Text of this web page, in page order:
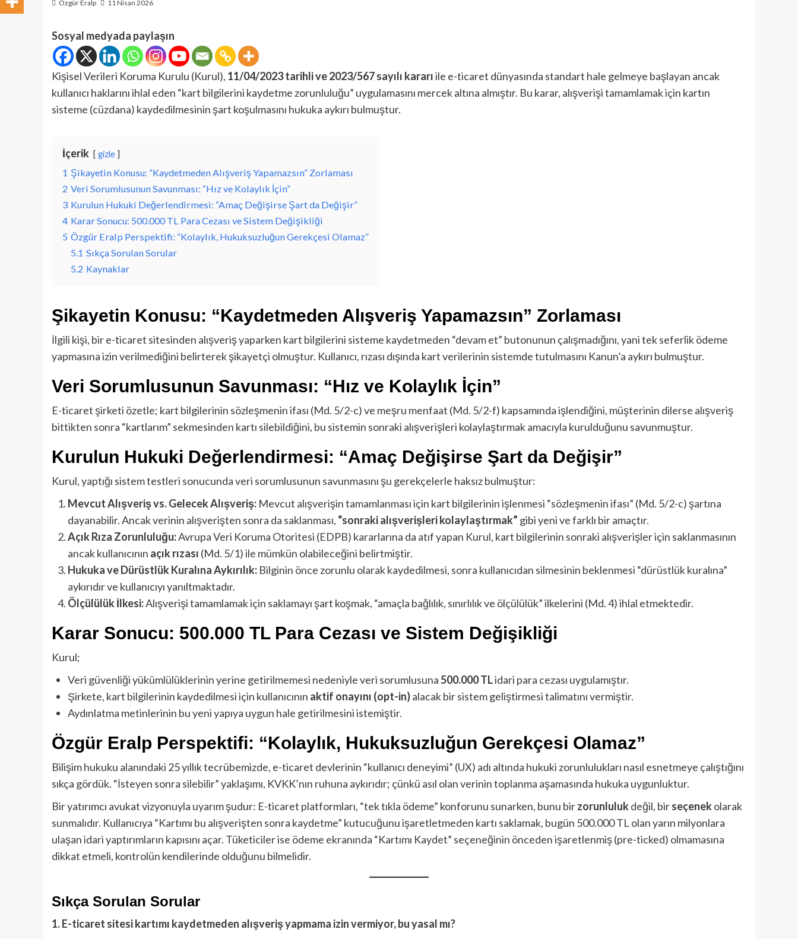
Özgür Eralp 11 Nisan 2026
Sosyal medyada paylaşın
Kişisel Verileri Koruma Kurulu (Kurul), 11/04/2023 tarihli ve 2023/567 sayılı kararıile e-ticaret dünyasında standart hale gelmeye başlayan ancak
kullanıcı haklarını ihlal eden “kart bilgilerini kaydetme zorunluluğu” uygulamasını mercek altına almıştır. Bu karar, alışverişi tamamlamak için kartın
sisteme (cüzdana) kaydedilmesinin şart koşulmasını hukuka aykırı bulmuştur.
İçerik gizle
1 Şikayetin Konusu: “Kaydetmeden Alışveriş Yapamazsın” Zorlaması
2 Veri Sorumlusunun Savunması: “Hız ve Kolaylık İçin”
3 Kurulun Hukuki Değerlendirmesi: “Amaç Değişirse Şart da Değişir”
4 Karar Sonucu: 500.000 TL Para Cezası ve Sistem Değişikliği
5 Özgür Eralp Perspektifi: “Kolaylık, Hukuksuzluğun Gerekçesi Olamaz”
5.1 Sıkça Sorulan Sorular
5.2 Kaynaklar
Şikayetin Konusu: “Kaydetmeden Alışveriş Yapamazsın” Zorlaması
İlgili kişi, bir e-ticaret sitesinden alışveriş yaparken kart bilgilerini sisteme kaydetmeden “devam et” butonunun çalışmadığını, yani tek seferlik ödeme
yapmasına izin verilmediğini belirterek şikayetçi olmuştur. Kullanıcı, rızası dışında kart verilerinin sistemde tutulmasını Kanun’a aykırı bulmuştur.
Veri Sorumlusunun Savunması: “Hız ve Kolaylık İçin”
E-ticaret şirketi özetle; kart bilgilerinin sözleşmenin ifası (Md. 5/2-c) ve meşru menfaat (Md. 5/2-f) kapsamında işlendiğini, müşterinin dilerse alışveriş
bittikten sonra “kartlarım” sekmesinden kartı silebildiğini, bu sistemin sonraki alışverişleri kolaylaştırmak amacıyla kurulduğunu savunmuştur.
Kurulun Hukuki Değerlendirmesi: “Amaç Değişirse Şart da Değişir”
Kurul, yaptığı sistem testleri sonucunda veri sorumlusunun savunmasını şu gerekçelerle haksız bulmuştur:
Mevcut Alışveriş vs. Gelecek Alışveriş: Mevcut alışverişin tamamlanması için kart bilgilerinin işlenmesi “sözleşmenin ifası” (Md. 5/2-c) şartına
dayanabilir. Ancak verinin alışverişten sonra da saklanması, “sonraki alışverişleri kolaylaştırmak” gibi yeni ve farklı bir amaçtır.
Açık Rıza Zorunluluğu:Avrupa Veri Koruma Otoritesi (EDPB) kararlarına da atıf yapan Kurul, kart bilgilerinin sonraki alışverişler için saklanmasının
ancak kullanıcının açık rızası (Md. 5/1) ile mümkün olabileceğini belirtmiştir.
Hukuka ve Dürüstlük Kuralına Aykırılık: Bilginin önce zorunlu olarak kaydedilmesi, sonra kullanıcıdan silmesinin beklenmesi “dürüstlük kuralına”
aykırıdır ve kullanıcıyı yanıltmaktadır.
Ölçülülük İlkesi:Alışverişi tamamlamak için saklamayı şart koşmak, “amaçla bağlılık, sınırlılık ve ölçülülük” ilkelerini (Md. 4) ihlal etmektedir.
Karar Sonucu: 500.000 TL Para Cezası ve Sistem Değişikliği
Kurul;
Veri güvenliği yükümlülüklerinin yerine getirilmemesi nedeniyle veri sorumlusuna500.000 TLidari para cezası uygulamıştır.
Şirkete, kart bilgilerinin kaydedilmesi için kullanıcının aktif onayını (opt-in)alacak bir sistem geliştirmesi talimatını vermiştir.
Aydınlatma metinlerinin bu yeni yapıya uygun hale getirilmesini istemiştir.
Özgür Eralp Perspektifi: “Kolaylık, Hukuksuzluğun Gerekçesi Olamaz”
Bilişim hukuku alanındaki 25 yıllık tecrübemizde, e-ticaret devlerinin “kullanıcı deneyimi” (UX) adı altında hukuki zorunlulukları nasıl esnetmeye çalıştığını
sıkça gördük. “İsteyen sonra silebilir” yaklaşımı, KVKK’nın ruhuna aykırıdır; çünkü asıl olan verinin toplanma aşamasında hukuka uygunluktur.
Bir yatırımcı avukat vizyonuyla uyarım şudur: E-ticaret platformları, “tek tıkla ödeme” konforunu sunarken, bunu birzorunlulukdeğil, birseçenekolarak
sunmalıdır. Kullanıcıya “Kartımı bu alışverişten sonra kaydetme” kutucuğunu işaretletmeden kartı saklamak, bugün 500.000 TL olan yarın milyonlara
ulaşan idari yaptırımların kapısını açar. Tüketiciler ise ödeme ekranında “Kartımı Kaydet” seçeneğinin önceden işaretlenmiş (pre-ticked) olmamasına
dikkat etmeli, kontrolün kendilerinde olduğunu bilmelidir.
Sıkça Sorulan Sorular
1. E-ticaret sitesi kartımı kaydetmeden alışveriş yapmama izin vermiyor, bu yasal mı?